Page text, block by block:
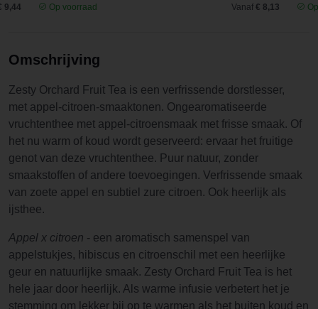
9,44
Op voorraad
Vanaf € 8,13
Omschrijving
Zesty Orchard Fruit Tea is een verfrissende dorstlesser,
met appel-citroen-smaaktonen. Ongearomatiseerde
vruchtenthee met appel-citroensmaak met frisse smaak. Of
het nu warm of koud wordt geserveerd: ervaar het fruitige
genot van deze vruchtenthee. Puur natuur, zonder
smaakstoffen of andere toevoegingen. Verfrissende smaak
van zoete appel en subtiel zure citroen. Ook heerlijk als
ijsthee.
Appel x citroen - een aromatisch samenspel van
appelstukjes, hibiscus en citroenschil met een heerlijke
geur en natuurlijke smaak. Zesty Orchard Fruit Tea is het
hele jaar door heerlijk. Als warme infusie verbetert het je
stemming om lekker bij op te warmen als het buiten koud en